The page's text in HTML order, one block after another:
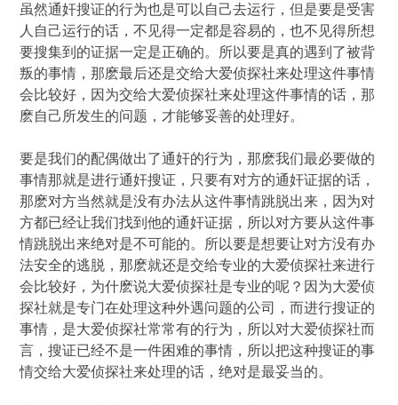
虽然通奸搜证的行为也是可以自己去运行，但是要是受害
人自己运行的话，不见得一定都是容易的，也不见得所想
要搜集到的证据一定是正确的。所以要是真的遇到了被背
叛的事情，那麽最后还是交给大爱侦探社来处理这件事情
会比较好，因为交给大爱侦探社来处理这件事情的话，那
麽自己所发生的问题，才能够妥善的处理好。
要是我们的配偶做出了通奸的行为，那麽我们最必要做的
事情那就是进行通奸搜证，只要有对方的通奸证据的话，
那麽对方当然就是没有办法从这件事情跳脱出来，因为对
方都已经让我们找到他的通奸证据，所以对方要从这件事
情跳脱出来绝对是不可能的。所以要是想要让对方没有办
法安全的逃脱，那麽就还是交给专业的大爱侦探社来进行
会比较好，为什麽说大爱侦探社是专业的呢？因为大爱侦
探社就是专门在处理这种外遇问题的公司，而进行搜证的
事情，是大爱侦探社常常有的行为，所以对大爱侦探社而
言，搜证已经不是一件困难的事情，所以把这种搜证的事
情交给大爱侦探社来处理的话，绝对是最妥当的。